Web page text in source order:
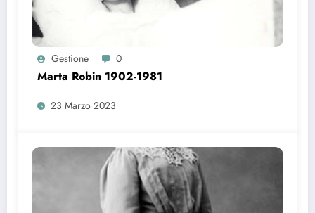
Gestione 0
Marta Robin 1902-1981
23 Marzo 2023